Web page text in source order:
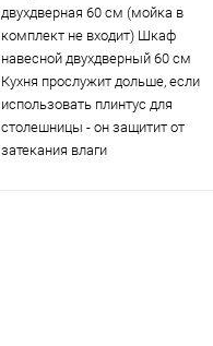
двухдверная 60 см (мойка в
комплект не входит) Шкаф
навесной двухдверный 60 см
Кухня прослужит дольше, если
использовать плинтус для
столешницы - он защитит от
затекания влаги